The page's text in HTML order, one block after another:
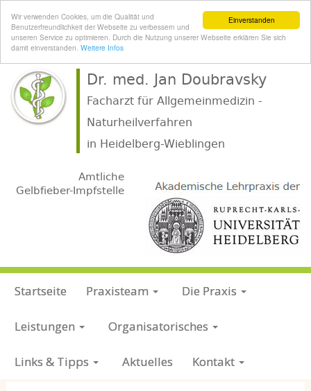
Einverstanden
Wir verwenden Cookies, um die Qualität und
Benutzerfreundlichkeit der Webseite zu verbessern und
unseren Service zu optimieren. Durch die Nutzung unserer Webseite erklären Sie sich
damit einverstanden. Weitere Infos
Dr. med. Jan Doubravsky
Facharzt für Allgemeinmedizin -
Naturheilverfahren
in Heidelberg-Wieblingen
Amtliche
Gelbfieber-Impfstelle
Startseite Praxisteam Die Praxis
Leistungen Organisatorisches
Links & Tipps Aktuelles Kontakt